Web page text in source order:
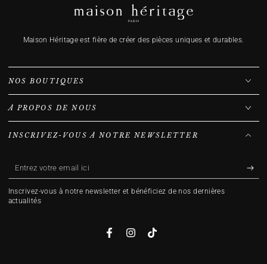
Maison Héritage est fière de créer des pièces uniques et durables.
NOS BOUTIQUES
À PROPOS DE NOUS
INSCRIVEZ-VOUS À NOTRE NEWSLETTER
Entrez
votre
email
Inscrivez-vous à notre newsletter et bénéficiez de nos dernières
actualités
FacebookInstagramTikTok